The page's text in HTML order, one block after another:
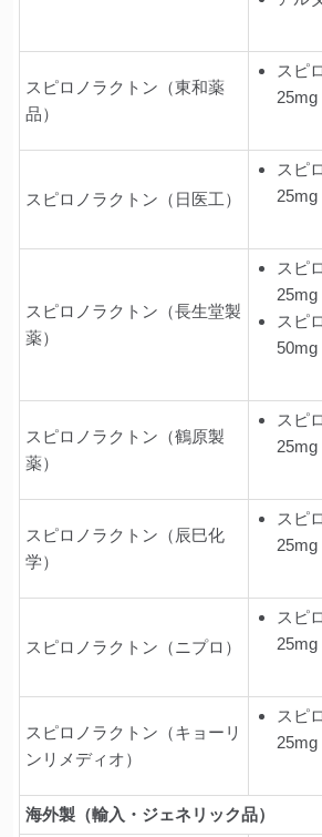
スピロノラクトン（東和薬
品）
スピ
25mg
スピロノラクトン（日医工）
スピ
25mg
スピロノラクトン（長生堂製
薬）
スピ
25mg
スピ
50mg
スピロノラクトン（鶴原製
薬）
スピ
25mg
スピロノラクトン（辰巳化
学）
スピ
25mg
スピロノラクトン（ニプロ）
スピ
25mg
スピロノラクトン（キョーリ
ンリメディオ）
スピ
25mg
海外製（輸入・ジェネリック品）